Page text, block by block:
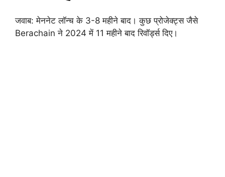
जवाब: मेननेट लॉन्च के 3-8 महीने बाद। कुछ प्रोजेक्ट्स जैसे
Berachain ने 2024 में 11 महीने बाद रिवॉर्ड्स दिए।